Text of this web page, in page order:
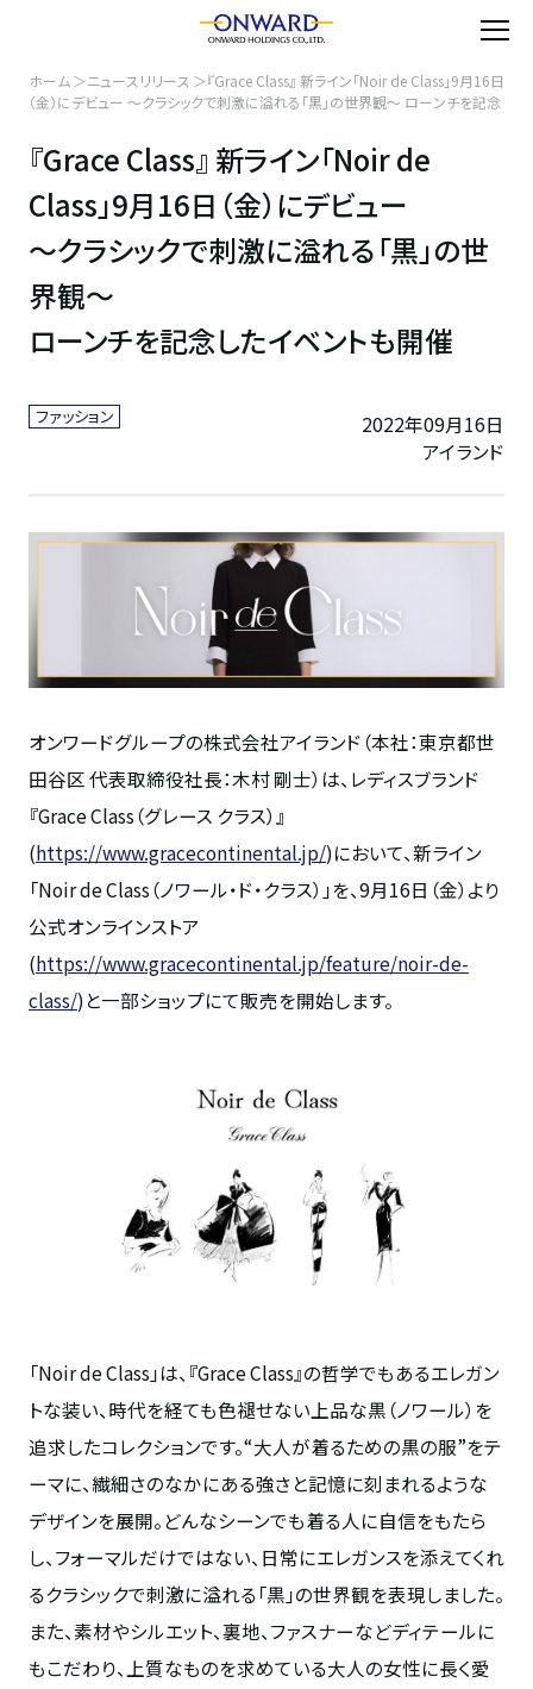
ホーム ニュースリリース
『Grace Class』 新ライン「Noir de Class」9月16日
（金）にデビュー ～クラシックで刺激に溢れる「黒」の世界観～ ローンチを記念
『Grace Class』 新ライン「Noir de
Class」9月16日（金）にデビュー
～クラシックで刺激に溢れる「黒」の世
界観～
ローンチを記念したイベントも開催
ファッション
2022年09月16日
アイランド
オンワードグループの株式会社アイランド（本社：東京都世
田谷区 代表取締役社長：木村 剛士）は、レディスブランド
『Grace Class（グレース クラス）』
(https://www.gracecontinental.jp/)において、新ライン
「Noir de Class（ノワール・ド・クラス）」を、9月16日（金）より
公式オンラインストア
(https://www.gracecontinental.jp/feature/noir-de-
class/)と一部ショップにて販売を開始します。
「Noir de Class」は、『Grace Class』の哲学でもあるエレガン
トな装い、時代を経ても色褪せない上品な黒（ノワール）を
追求したコレクションです。“大人が着るための黒の服”をテ
ーマに、繊細さのなかにある強さと記憶に刻まれるような
デザインを展開。どんなシーンでも着る人に自信をもたら
し、フォーマルだけではない、日常にエレガンスを添えてくれ
るクラシックで刺激に溢れる「黒」の世界観を表現しました。
また、素材やシルエット、裏地、ファスナーなどディテールに
もこだわり、上質なものを求めている大人の女性に長く愛